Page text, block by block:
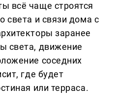
всё чаще строятся
света и связи дома с
заранее
света, движение
соседних
где будет
или терраса.